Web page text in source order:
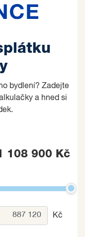
bydlení? Zadejte
a hned si
108 900 Kč
Kč